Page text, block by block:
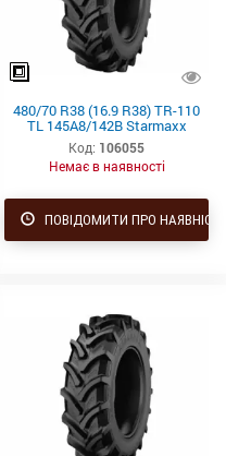
480/70 R38 (16.9 R38) TR-110
TL 145A8/142B Starmaxx
Код: 106055
Немає в наявності
ПОВІДОМИТИ ПРО